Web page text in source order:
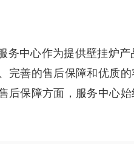
务中心作为提供壁挂炉
完善的售后保障和优质
后保障方面，服务中心